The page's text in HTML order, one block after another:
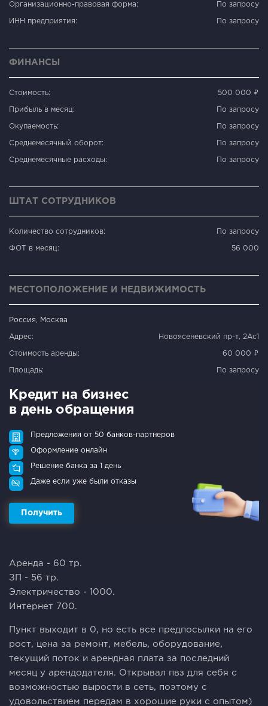
Организационно-правовая форма: По запросу
ИНН предприятия: По запросу
ФИНАНСЫ
Стоимость: 500 000 ₽
Прибыль в месяц: По запросу
Окупаемость: По запросу
Среднемесячный оборот: По запросу
Среднемесячные расходы: По запросу
ШТАТ СОТРУДНИКОВ
Количество сотрудников: По запросу
ФОТ в месяц: 56 000
МЕСТОПОЛОЖЕНИЕ И НЕДВИЖИМОСТЬ
Россия, Москва
Адрес: Новоясеневский пр-т, 2Ас1
Стоимость аренды: 60 000 ₽
Площадь: По запросу
Кредит на бизнес
в день обращения
Предложения от 50 банков-партнеров
Оформление онлайн
Решение банка за 1 день
Даже если уже были отказы
Получить
Аренда - 60 тр.
ЗП - 56 тр.
Электричество - 1000.
Интернет 700.
Пункт выходит в 0, но есть все предпосылки на его
рост, цена за ремонт, мебель, оборудование,
текущий поток и арендная плата за последний
месяц у арендодателя. Открывал пвз для себя с
возможностью вырости в сеть, поэтому с
удовольствием передам в хорошие руки с опытом)